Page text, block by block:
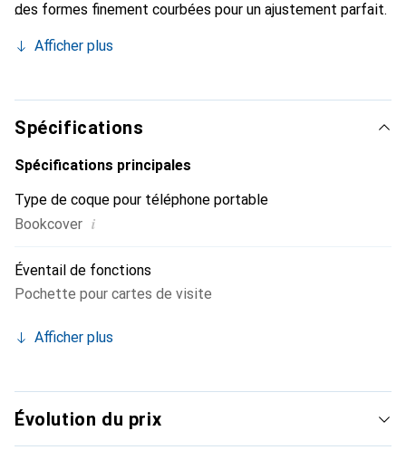
des formes finement courbées pour un ajustement parfait.
smartphone. La marque Noreve est reconnue
reste toujours un excellent choix pour le client exigeant.
Afficher plus
Spécifications
Spécifications principales
Type de coque pour téléphone portable
Bookcover i
Éventail de fonctions
Pochette pour cartes de visite
Afficher plus
Évolution du prix